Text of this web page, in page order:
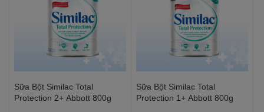
Sữa Bột Similac Total
Protection 2+ Abbott 800g
Sữa Bột Similac Total
Protection 1+ Abbott 800g